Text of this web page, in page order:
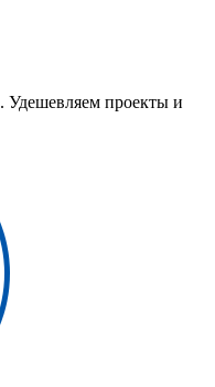
. Удешевляем проекты и